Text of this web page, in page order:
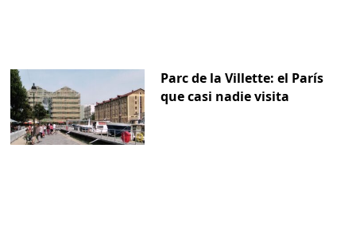
Parc de la Villette: el París
que casi nadie visita